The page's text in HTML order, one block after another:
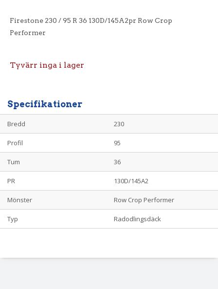
Firestone 230 / 95 R 36 130D/145A2pr Row Crop
Performer
Tyvärr inga i lager
Specifikationer
Bredd 230
Profil 95
Tum 36
PR 130D/145A2
Mönster Row Crop Performer
Typ Radodlingsdäck